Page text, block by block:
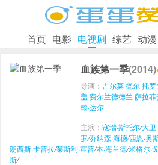
首页 电影 电视剧 综艺 动漫
血族第一季(2014)
导演： 吉尔莫·德尔·托罗
盖·费尔兰德德兰·萨拉
翰·达尔
主演： 寇瑞·斯托尔/大卫
罗/乔纳森·海德/西恩·奥
朗西斯·卡普拉/莱斯利·霍普/本·海兰德/米格尔·
斯/